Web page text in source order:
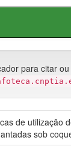
para citar
de utilização
sob